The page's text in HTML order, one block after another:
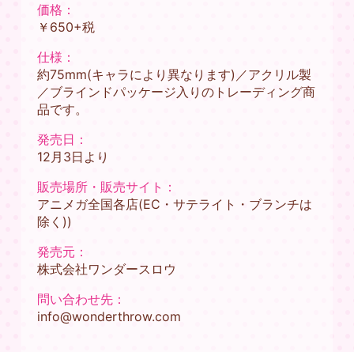
価格：
￥650+税
仕様：
約75mm(キャラにより異なります)／アクリル製
／ブラインドパッケージ入りのトレーディング商
品です。
発売日：
12月3日より
販売場所・販売サイト：
アニメガ全国各店(EC・サテライト・ブランチは
除く))
発売元：
株式会社ワンダースロウ
問い合わせ先：
info@wonderthrow.com